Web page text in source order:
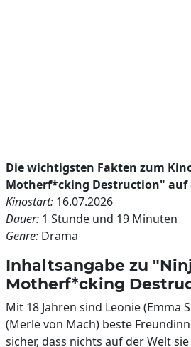
Die wichtigsten Fakten zum
Motherf*cking Destruction" auf
Kinostart: 16.07.2026
Dauer: 1 Stunde und 19 Minuten
Genre: Drama
Inhaltsangabe zu
Motherf*cking
Mit 18 Jahren sind Leonie (Emma
(Merle von Mach) beste
sicher, dass nichts auf der Welt